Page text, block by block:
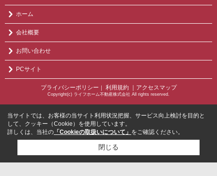
ホーム
会社概要
お問い合わせ
PCサイト
プライバシーポリシー 利用規約 ｜アクセスマップ
Copyright(c) ライフホーム不動産株式会社 All rights reserved.
当サイトでは、お客様の当サイト利用状況把握、サービス向上検討を目的と
して、クッキー（Cookie）を使用しています。
詳しくは、当社の 「Cookieの取扱いについて」 をご確認ください。
閉じる